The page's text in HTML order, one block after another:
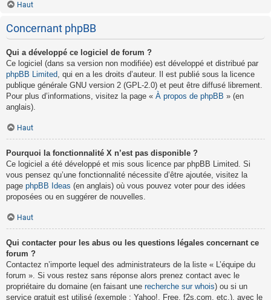
Haut
Concernant phpBB
Qui a développé ce logiciel de forum ?
Ce logiciel (dans sa version non modifiée) est développé et distribué par
phpBB Limited, qui en a les droits d’auteur. Il est publié sous la licence
publique générale GNU version 2 (GPL-2.0) et peut être diffusé librement.
Pour plus d’informations, visitez la page « À propos de phpBB » (en
anglais).
Haut
Pourquoi la fonctionnalité X n’est pas disponible ?
Ce logiciel a été développé et mis sous licence par phpBB Limited. Si
vous pensez qu’une fonctionnalité nécessite d’être ajoutée, visitez la
page phpBB Ideas (en anglais) où vous pouvez voter pour des idées
proposées ou en suggérer de nouvelles.
Haut
Qui contacter pour les abus ou les questions légales concernant ce
forum ?
Contactez n’importe lequel des administrateurs de la liste « L’équipe du
forum ». Si vous restez sans réponse alors prenez contact avec le
propriétaire du domaine (en faisant une recherche sur whois) ou si un
service gratuit est utilisé (exemple : Yahoo!, Free, f2s.com, etc.), avec le